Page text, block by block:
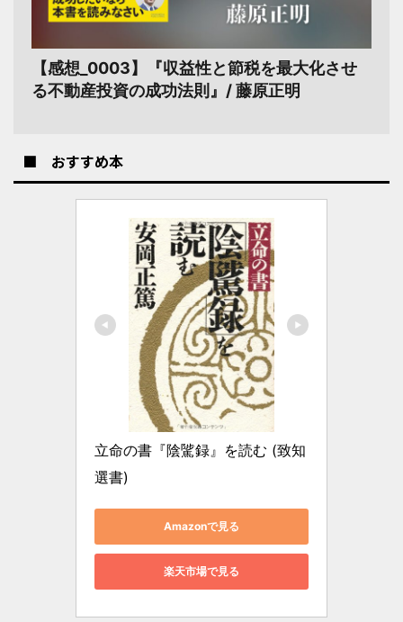
【感想_0003】『収益性と節税を最大化させ
る不動産投資の成功法則』/ 藤原正明
■ おすすめ本
立命の書『陰騭録』を読む (致知
選書)
Amazonで見る
楽天市場で見る